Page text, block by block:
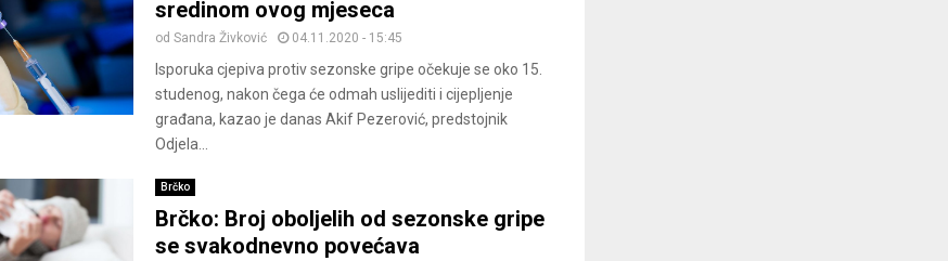
sredinom ovog mjeseca
od Sandra Živković 04.11.2020 - 15:45
Isporuka cjepiva protiv sezonske gripe očekuje se oko 15.
studenog, nakon čega će odmah uslijediti i cijepljenje
građana, kazao je danas Akif Pezerović, predstojnik
Odjela...
Brčko
Brčko: Broj oboljelih od sezonske gripe
se svakodnevno povećava